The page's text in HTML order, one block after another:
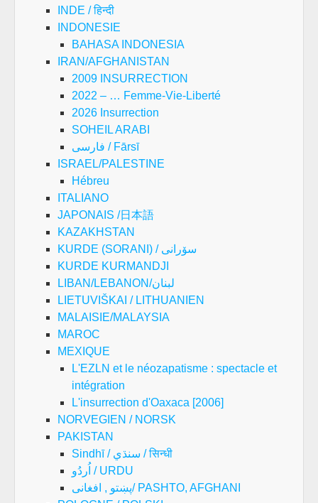
INDE / हिन्दी
INDONESIE
BAHASA INDONESIA
IRAN/AFGHANISTAN
2009 INSURRECTION
2022 – … Femme-Vie-Liberté
2026 Insurrection
SOHEIL ARABI
فارسی / Fārsī
ISRAEL/PALESTINE
Hébreu
ITALIANO
JAPONAIS /日本語
KAZAKHSTAN
KURDE (SORANI) / سۆرانی
KURDE KURMANDJI
LIBAN/LEBANON/لبنان
LIETUVIŠKAI / LITHUANIEN
MALAISIE/MALAYSIA
MAROC
MEXIQUE
L'EZLN et le néozapatisme : spectacle et
intégration
L'insurrection d'Oaxaca [2006]
NORVEGIEN / NORSK
PAKISTAN
Sindhī / سنڌي / सिन्धी
اُردُو / URDU
پښتو , افغانی/ PASHTO, AFGHANI